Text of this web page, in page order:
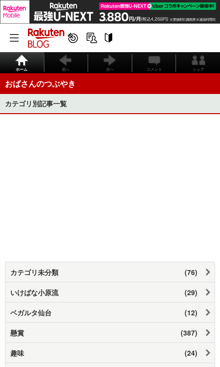
ホーム 前へ 次へ コメント シェア
おばさんのつぶやき
カテゴリ別記事一覧
カテゴリ未分類 (76)
いけばな小原流 (29)
ベガルタ仙台 (12)
懸賞 (387)
趣味 (24)